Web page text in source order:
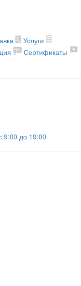
Услуги
Сертификаты
9:00 до 19:00